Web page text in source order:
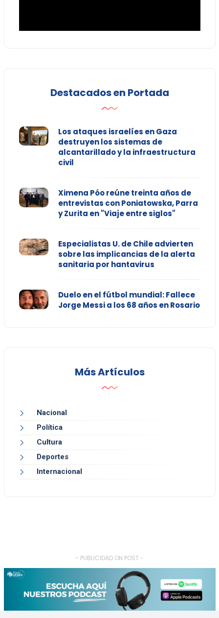
Destacados en Portada
Los ataques israelíes en Gaza
destruyen los sistemas de
alcantarillado y la infraestructura
civil
Ximena Póo reúne treinta años de
entrevistas con Poniatowska, Parra
y Zurita en "Viaje entre siglos"
Especialistas U. de Chile advierten
sobre las implicancias de la alerta
sanitaria por hantavirus
Duelo en el fútbol mundial: Fallece
Jorge Messi a los 68 años en Rosario
Más Artículos
Nacional
Política
Cultura
Deportes
Internacional
- PUBLICIDAD ON POST -